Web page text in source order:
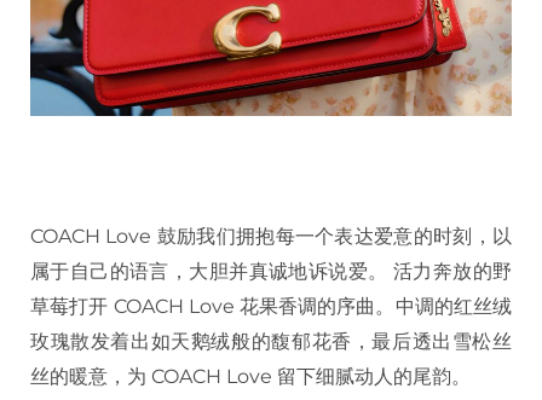
COACH Love 鼓励我们拥抱每一个表达爱意的时刻，以
属于自己的语言，大胆并真诚地诉说爱。 活力奔放的野
草莓打开 COACH Love 花果香调的序曲。中调的红丝绒
玫瑰散发着出如天鹅绒般的馥郁花香，最后透出雪松丝
丝的暖意，为 COACH Love 留下细腻动人的尾韵。